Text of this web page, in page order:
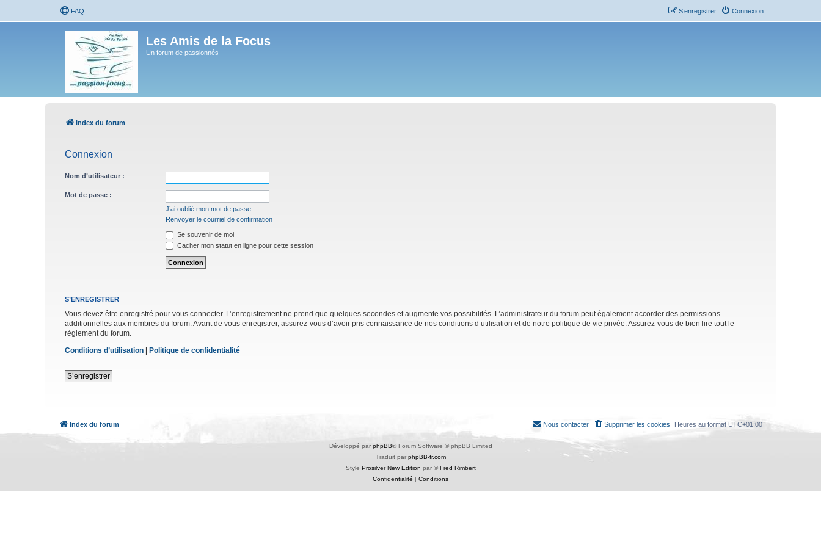
FAQ Connexion
S’enregistrer
Les Amis de la Focus
Un forum de passionnés
Index du forum
Connexion
Nom d’utilisateur :
Mot de passe :
J’ai oublié mon mot de passe
Renvoyer le courriel de confirmation
Se souvenir de moi
Cacher mon statut en ligne pour cette session
S’ENREGISTRER
Vous devez être enregistré pour vous connecter. L’enregistrement ne prend que quelques secondes et augmente vos possibilités. L’administrateur du forum peut également accorder des permissions
additionnelles aux membres du forum. Avant de vous enregistrer, assurez-vous d’avoir pris connaissance de nos conditions d’utilisation et de notre politique de vie privée. Assurez-vous de bien lire tout le
règlement du forum.
Conditions d’utilisation | Politique de confidentialité
S’enregistrer
Index du forum Heures au format UTC+01:00
Supprimer les cookies
Nous contacter
Développé par phpBB® Forum Software © phpBB Limited
Traduit par phpBB-fr.com
Style Prosilver New Edition par ©Fred Rimbert
Confidentialité | Conditions